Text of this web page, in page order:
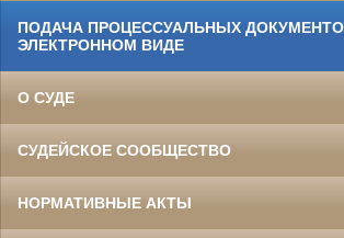
ПОДАЧА ПРОЦЕССУАЛЬНЫХ
ЭЛЕКТРОННОМ ВИДЕ
О СУДЕ
СУДЕЙСКОЕ СООБЩЕСТВО
НОРМАТИВНЫЕ АКТЫ